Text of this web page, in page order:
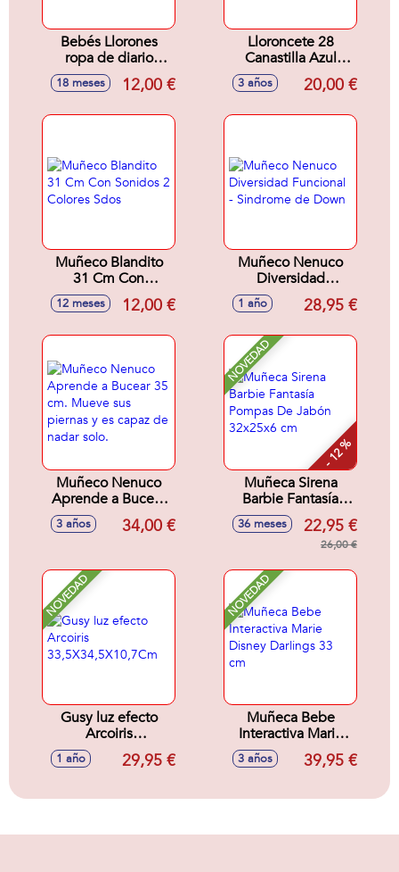
Bebés Llorones
ropa de diario
¡todos con chupete
y zapatos! 3 mod.
18 meses 12,00 €
Lloroncete 28
Canastilla Azul
Mecanismo Lloro +
Chupete Ref: 350-
3 años 20,00 €
Muñeco Blandito
31 Cm Con
Sonidos 2 Colores
Sdos
12 meses 12,00 €
Muñeco Nenuco
Diversidad
Funcional -
Sindrome de Down
1 año 28,95 €
Muñeco Nenuco
Aprende a Bucear
35 cm. Mueve sus
piernas y es capaz
3 años 34,00 €
NOVEDAD
- 12 %
Muñeca Sirena
Barbie Fantasía
Pompas De Jabón
32x25x6 cm
36 meses 22,95 €
26,00 €
NOVEDAD
Gusy luz efecto
Arcoiris
33,5X34,5X10,7Cm
1 año 29,95 €
NOVEDAD
Muñeca Bebe
Interactiva Marie
Disney Darlings 33
3 años 39,95 €